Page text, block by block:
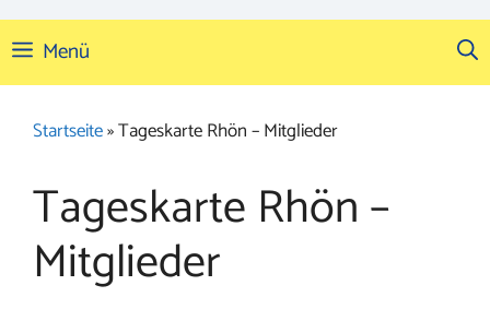
Menü
Startseite»Tageskarte Rhön – Mitglieder
Tageskarte Rhön –
Mitglieder